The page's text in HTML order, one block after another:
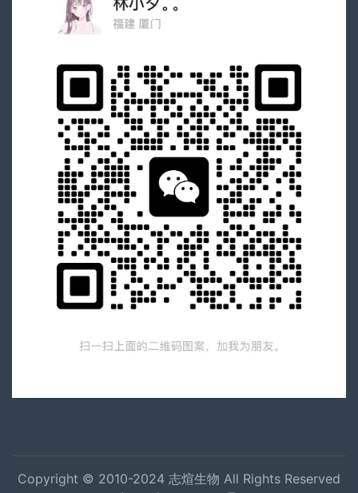
Copyright © 2010-2024 志煊生物 All Rights Reserved